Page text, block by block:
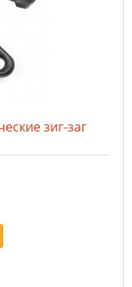
зиг-заг